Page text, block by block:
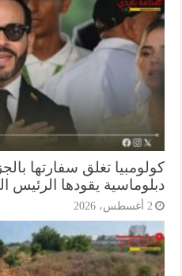
تغلق سفارتها
يقودها الرئيس